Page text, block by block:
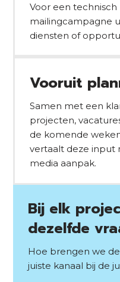
Voor een
mailingcampagne
diensten of
Vooruit
Samen met een
projecten,
de komende
vertaalt deze input
media aanpak.
Bij elk
dezelfde
Hoe brengen we
juiste kanaal bij de